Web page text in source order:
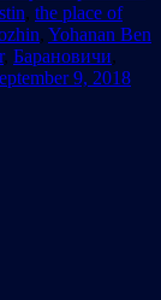
, the place of
, Yohanan Ben
, Барановичи,
9, 2018